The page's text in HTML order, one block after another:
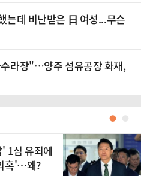
는데 비난받은 日 여성...무슨
라장"…양주 섬유공장 화재,
●
1심 유죄에
혹'…왜?